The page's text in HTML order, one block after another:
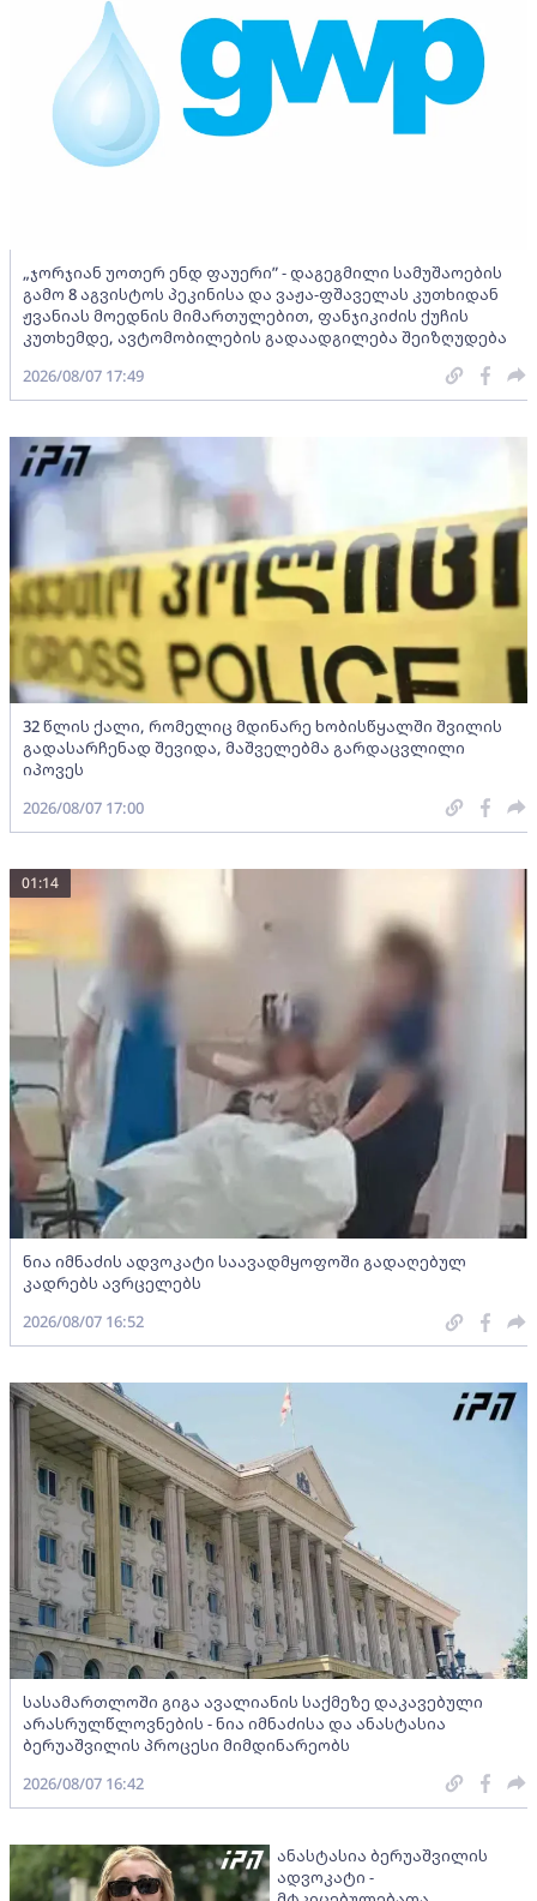
„ჯორჯიან უოთერ ენდ ფაუერი” - დაგეგმილი სამუშაოების
გამო 8 აგვისტოს პეკინისა და ვაჟა-ფშაველას კუთხიდან
ჟვანიას მოედნის მიმართულებით, ფანჯიკიძის ქუჩის
კუთხემდე, ავტომობილების გადაადგილება შეიზღუდება
2026/08/07 17:49
32 წლის ქალი, რომელიც მდინარე ხობისწყალში შვილის
გადასარჩენად შევიდა, მაშველებმა გარდაცვლილი
იპოვეს
2026/08/07 17:00
ნია იმნაძის ადვოკატი საავადმყოფოში გადაღებულ
კადრებს ავრცელებს
01:14
2026/08/07 16:52
სასამართლოში გიგა ავალიანის საქმეზე დაკავებული
არასრულწლოვნების - ნია იმნაძისა და ანასტასია
ბერუაშვილის პროცესი მიმდინარეობს
2026/08/07 16:42
ანასტასია ბერუაშვილის
ადვოკატი -